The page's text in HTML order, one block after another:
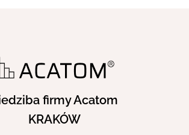
PORTFOLIO
firmy Acatom
KRAKÓW